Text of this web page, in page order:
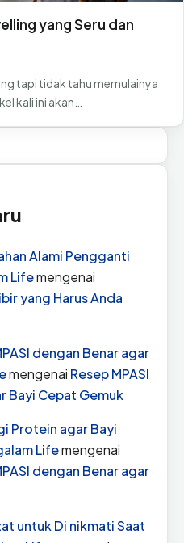
yang Seru dan
tapi tidak tahu memulainya
kali ini akan…
Alami Pengganti
Lifemengenai
yang Harus Anda
dengan Benar agar
mengenai Resep MPASI
Bayi Cepat Gemuk
Protein agar Bayi
Lifemengenai
dengan Benar agar
untuk Di nikmati Saat